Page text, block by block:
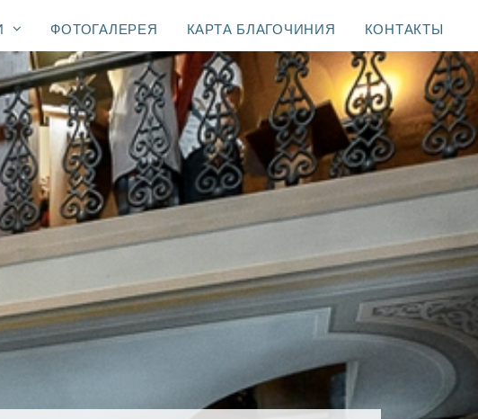
ФОТОГАЛЕРЕЯ КАРТА БЛАГОЧИНИЯ КОНТАКТЫ